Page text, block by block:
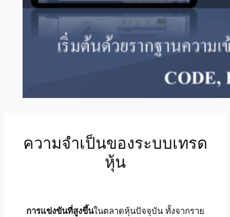
ความจำเป็นของระบบเทรด
หุ้น
การแข่งขันที่สูงขึ้นในตลาดหุ้นปัจจุบัน ทั้งจากราย